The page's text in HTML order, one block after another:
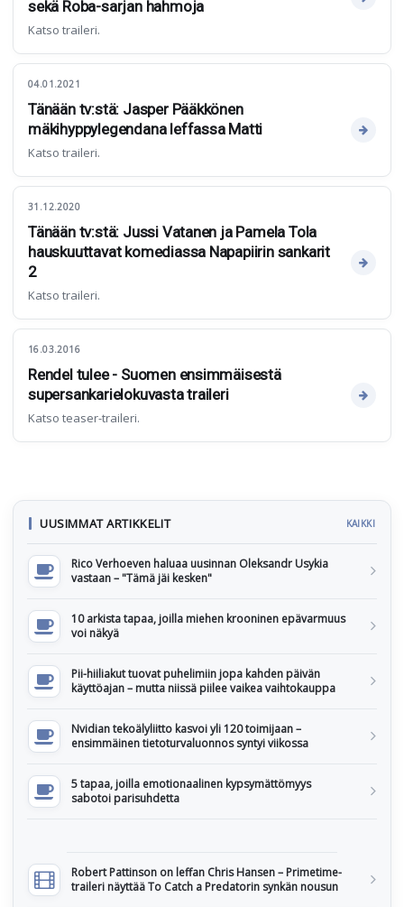
sekä Roba-sarjan hahmoja
Katso traileri.
04.01.2021
Tänään tv:stä: Jasper Pääkkönen
mäkihyppylegendana leffassa Matti
Katso traileri.
31.12.2020
Tänään tv:stä: Jussi Vatanen ja Pamela Tola
hauskuuttavat komediassa Napapiirin sankarit
2
Katso traileri.
16.03.2016
Rendel tulee - Suomen ensimmäisestä
supersankarielokuvasta traileri
Katso teaser-traileri.
UUSIMMAT ARTIKKELIT KAIKKI
Rico Verhoeven haluaa uusinnan Oleksandr Usykia
vastaan – "Tämä jäi kesken"
10 arkista tapaa, joilla miehen krooninen epävarmuus
voi näkyä
Pii-hiiliakut tuovat puhelimiin jopa kahden päivän
käyttöajan – mutta niissä piilee vaikea vaihtokauppa
Nvidian tekoälyliitto kasvoi yli 120 toimijaan –
ensimmäinen tietoturvaluonnos syntyi viikossa
5 tapaa, joilla emotionaalinen kypsymättömyys
sabotoi parisuhdetta
Robert Pattinson on leffan Chris Hansen – Primetime-
traileri näyttää To Catch a Predatorin synkän nousun